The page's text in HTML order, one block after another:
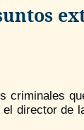
criminales
director de